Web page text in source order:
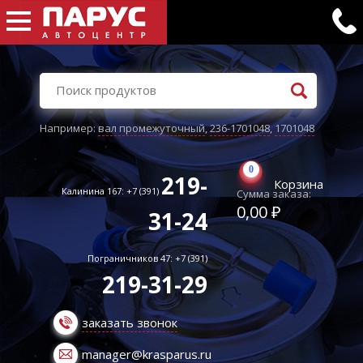
Например:вал промежуточный,236-1701048,1701048
Калинина 167: +7 (391) 219-
31-24
Пограничников 47: +7 (391)
219-31-29
заказать звонок
manager@krasparus.ru
0
Корзина
Сумма заказа:
0,00 ₽